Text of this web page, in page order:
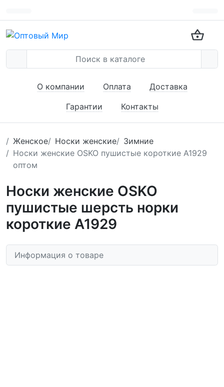
О компании Оплата
Доставка
Гарантии
Контакты
Женское Носки женские
Зимние
Носки женские OSKO пушистые короткие А1929
оптом
Носки женские OSKO
пушистые шерсть норки
короткие А1929
Информация о товаре